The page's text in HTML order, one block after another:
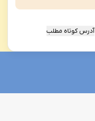
آدرس کوتاه مطلب